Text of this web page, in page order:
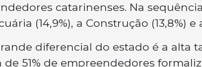
catarinenses. Na
(14,9%), a Construção (13,8%) e
diferencial do estado é a alta
de 51% de empreendedores